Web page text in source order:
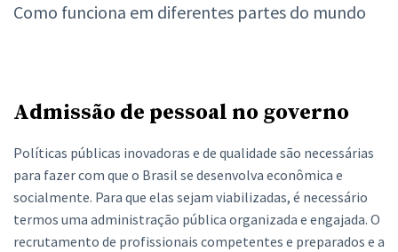
Como funciona em diferentes partes do mundo
Admissão de pessoal no governo
Políticas públicas inovadoras e de qualidade são necessárias
para fazer com que o Brasil se desenvolva econômica e
socialmente. Para que elas sejam viabilizadas, é necessário
termos uma administração pública organizada e engajada. O
recrutamento de profissionais competentes e preparados e a